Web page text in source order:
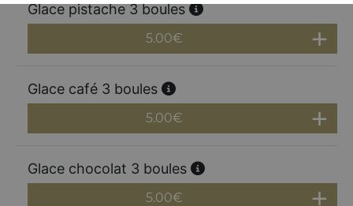
Glace pistache 3 boules
5.00€
Glace café 3 boules
5.00€
Glace chocolat 3 boules
5.00€